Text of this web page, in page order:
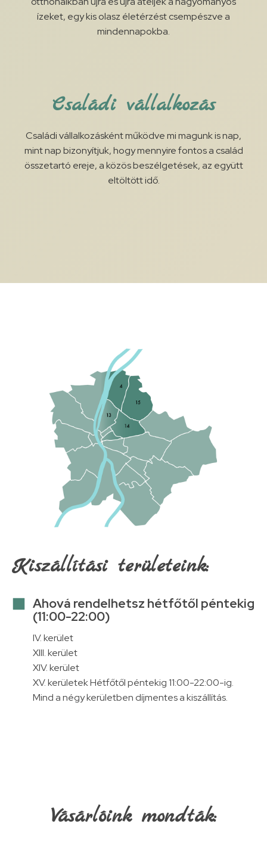
ízeket, egy kis olasz életérzést csempészve a
mindennapokba.
Családi vállalkozás
Családi vállalkozásként működve mi magunk is nap,
mint nap bizonyítjuk, hogy mennyire fontos a család
összetartó ereje, a közös beszélgetések, az együtt
eltöltött idő.
Kiszállítási területeink:
Ahová rendelhetsz hétfőtől péntekig
(11:00-22:00)
IV. kerület
XIII. kerület
XIV. kerület
XV. kerületek Hétfőtől péntekig 11:00-22:00-ig.
Mind a négy kerületben díjmentes a kiszállítás.
Vásárlóink mondták: